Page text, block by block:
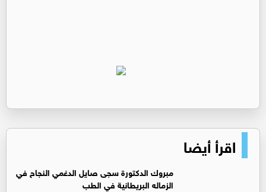
اقرأ أيضا
مبروك الدكتورة سجى صايل الدغمي النجاح في
الزماله البريطانية في الطب